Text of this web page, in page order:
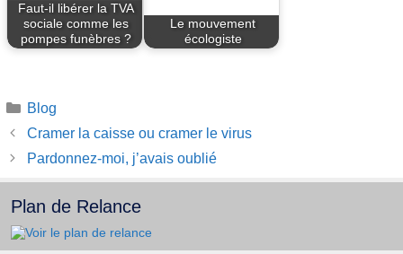
Faut-il libérer la TVA
sociale comme les
pompes funèbres ?
Le mouvement
écologiste
Catégories
Blog
Cramer la caisse ou cramer le virus
Pardonnez-moi, j’avais oublié
Plan de Relance